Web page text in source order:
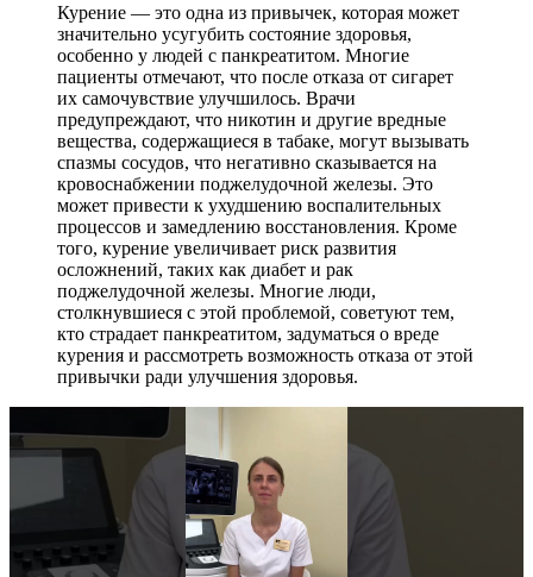
Курение — это одна из привычек, которая может
значительно усугубить состояние здоровья,
особенно у людей с панкреатитом. Многие
пациенты отмечают, что после отказа от сигарет
их самочувствие улучшилось. Врачи
предупреждают, что никотин и другие вредные
вещества, содержащиеся в табаке, могут вызывать
спазмы сосудов, что негативно сказывается на
кровоснабжении поджелудочной железы. Это
может привести к ухудшению воспалительных
процессов и замедлению восстановления. Кроме
того, курение увеличивает риск развития
осложнений, таких как диабет и рак
поджелудочной железы. Многие люди,
столкнувшиеся с этой проблемой, советуют тем,
кто страдает панкреатитом, задуматься о вреде
курения и рассмотреть возможность отказа от этой
привычки ради улучшения здоровья.